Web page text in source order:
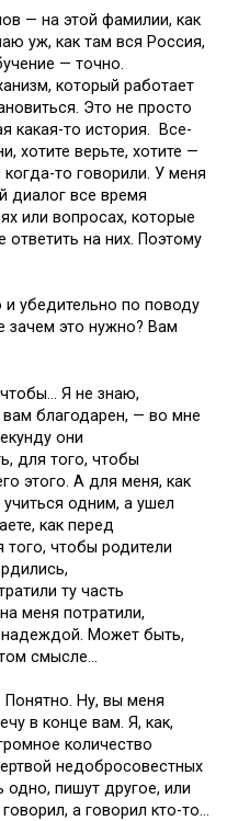
— на этой фамилии, как
уж, как там вся Россия,
— точно.
который работает
Это не просто
какая-то история. Все-
хотите верьте, хотите —
то говорили. У меня
диалог все время
или вопросах, которые
на них. Поэтому
и убедительно по поводу
зачем это нужно? Вам
Я не знаю,
вам благодарен, — во мне
они
для того, чтобы
этого. А для меня, как
одним, а ушел
как перед
чтобы родители
ту часть
меня потратили,
надеждой. Может быть,
смысле…
Ну, вы меня
в конце вам. Я, как,
количество
недобросовестных
пишут другое, или
а говорил кто-то…